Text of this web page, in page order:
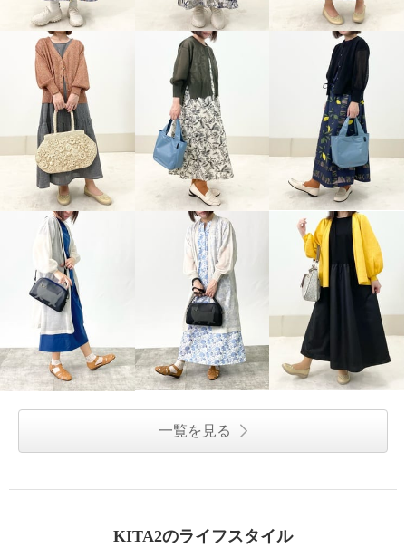
一覧を見る
KITA2のライフスタイル